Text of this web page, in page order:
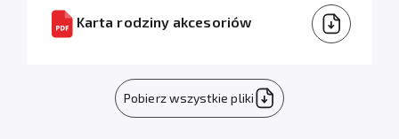
Karta rodziny akcesoriów
Pobierz wszystkie pliki